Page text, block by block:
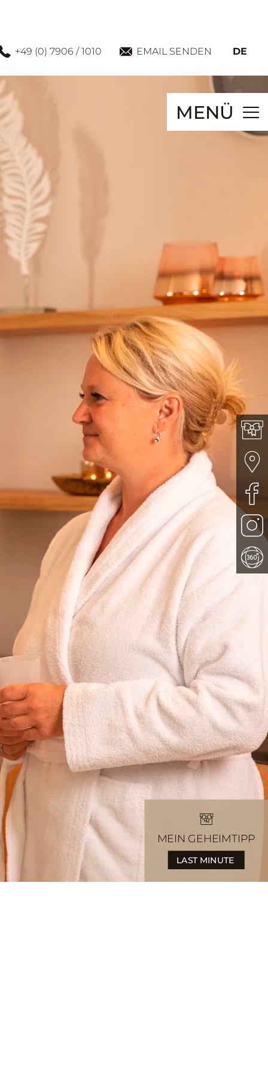
+49 (0) 7906 / 1010 EMAIL SENDEN DE
MENÜ
MEIN GEHEIMTIPP
LAST MINUTE